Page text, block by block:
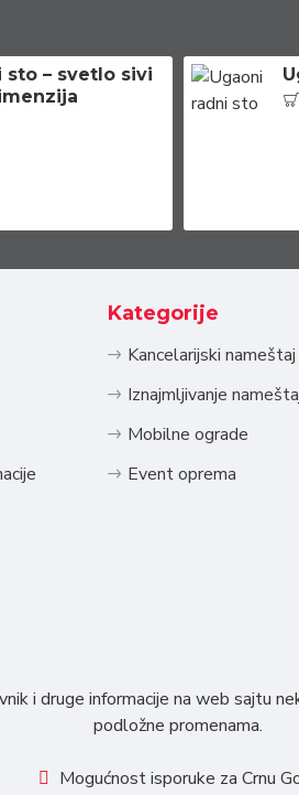
sto – svetlo sivi
Kategorije
Kancelarijski nameštaj
Iznajmljivanje
Mobilne ograde
Event oprema
i druge informacije na web sajtu
podložne promenama.
Mogućnost isporuke za Crnu